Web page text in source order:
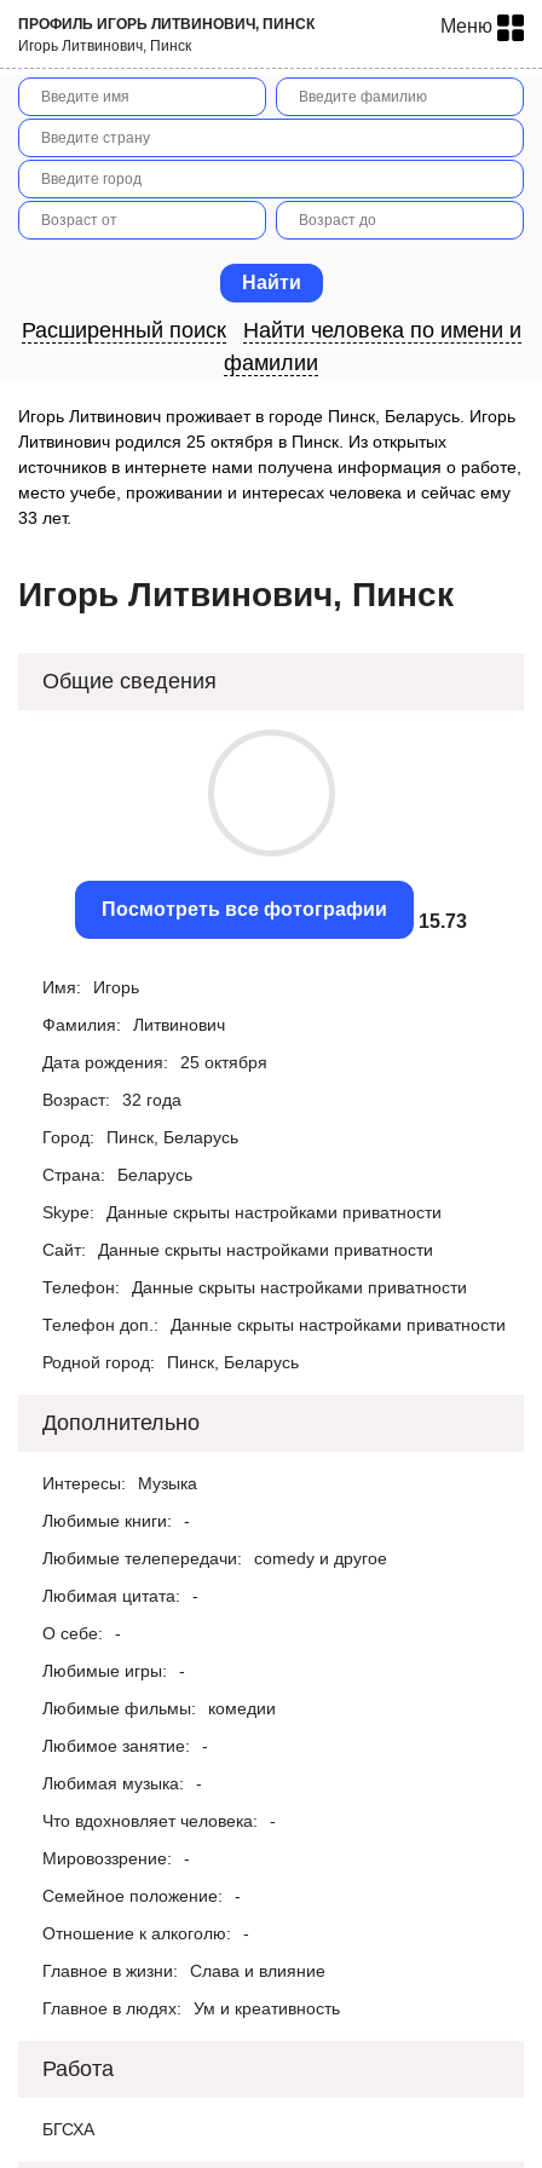
ПРОФИЛЬ ИГОРЬ ЛИТВИНОВИЧ, ПИНСК
Игорь Литвинович, Пинск
Меню
Расширенный поиск
Найти человека по имени и
фамилии
Игорь Литвинович проживает в городе Пинск, Беларусь. Игорь
Литвинович родился 25 октября в Пинск. Из открытых
источников в интернете нами получена информация о работе,
место учебе, проживании и интересах человека и сейчас ему
33 лет.
Игорь Литвинович, Пинск
Общие сведения
Посмотреть все фотографии
15.4
Имя:
Игорь
Фамилия:
Литвинович
Дата рождения:
25 октября
Возраст:
32 года
Город:
Пинск, Беларусь
Страна:
Беларусь
Skype:
Данные скрыты настройками приватности
Сайт:
Данные скрыты настройками приватности
Телефон:
Данные скрыты настройками приватности
Телефон доп.:
Данные скрыты настройками приватности
Родной город:
Пинск, Беларусь
Дополнительно
Интересы:
Музыка
Любимые книги:
-
Любимые телепередачи:
comedy и другое
Любимая цитата:
-
О себе:
-
Любимые игры:
-
Любимые фильмы:
комедии
Любимое занятие:
-
Любимая музыка:
-
Что вдохновляет человека:
-
Мировоззрение:
-
Семейное положение:
-
Отношение к алкоголю:
-
Главное в жизни:
Слава и влияние
Главное в людях:
Ум и креативность
Работа
БГСХА